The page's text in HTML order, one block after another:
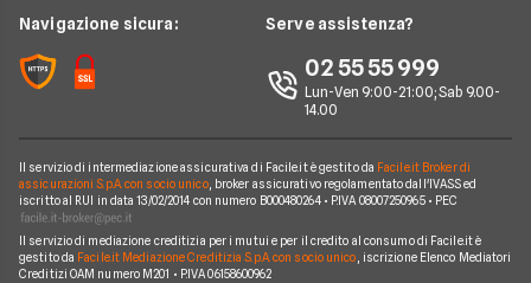
News
Chi siamo
Perché scegliere Facile.it
Mappa del sito
Offerte Iliad
Offerte Ho Mobile
Offerte Very Mobile
Offerte Coop Voce
Compagnie Telefoniche
Argomenti in evidenza Telefonia
Cambiare operatore telefonico
Navigazione sicura: Serve assistenza?
02 55 55 999
Lun-Ven 9:00-21:00; Sab 9.00-
14.00
Il servizio di intermediazione assicurativa di Facile.it è gestito da Facile.it Broker di
assicurazioni S.p.A. con socio unico, broker assicurativo regolamentato dall'IVASS ed
iscritto al RUI in data 13/02/2014 con numero B000480264 • P.IVA 08007250965 • PEC
Il servizio di mediazione creditizia per i mutui e per il credito al consumo di Facile.it è
gestito da Facile.it Mediazione Creditizia S.p.A. con socio unico , iscrizione Elenco Mediatori
Creditizi OAM numero M201 • P.IVA 06158600962